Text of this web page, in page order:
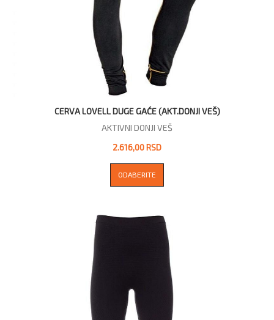
CERVA LOVELL DUGE GAĆE (AKT.DONJI VEŠ)
AKTIVNI DONJI VEŠ
2.616,00 RSD
ODABERITE